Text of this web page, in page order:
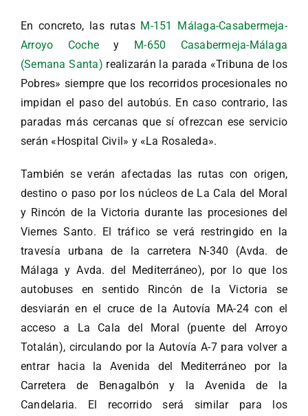
En concreto, las rutas M-151 Málaga-Casabermeja-
Arroyo Coche y M-650 Casabermeja-Málaga
(Semana Santa) realizarán la parada «Tribuna de los
Pobres» siempre que los recorridos procesionales no
impidan el paso del autobús. En caso contrario, las
paradas más cercanas que sí ofrezcan ese servicio
serán «Hospital Civil» y «La Rosaleda».
También se verán afectadas las rutas con origen,
destino o paso por los núcleos de La Cala del Moral
y Rincón de la Victoria durante las procesiones del
Viernes Santo. El tráfico se verá restringido en la
travesía urbana de la carretera N-340 (Avda. de
Málaga y Avda. del Mediterráneo), por lo que los
autobuses en sentido Rincón de la Victoria se
desviarán en el cruce de la Autovía MA-24 con el
acceso a La Cala del Moral (puente del Arroyo
Totalán), circulando por la Autovía A-7 para volver a
entrar hacia la Avenida del Mediterráneo por la
Carretera de Benagalbón y la Avenida de la
Candelaria. El recorrido será similar para los